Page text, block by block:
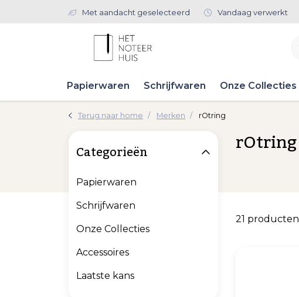
Met aandacht geselecteerd Vandaag verwerkt
Papierwaren Schrijfwaren Onze Collecties
Terug naar home Merken rOtring
rOtring
21 producten
Categorieën
Papierwaren
Schrijfwaren
Onze Collecties
Accessoires
Laatste kans